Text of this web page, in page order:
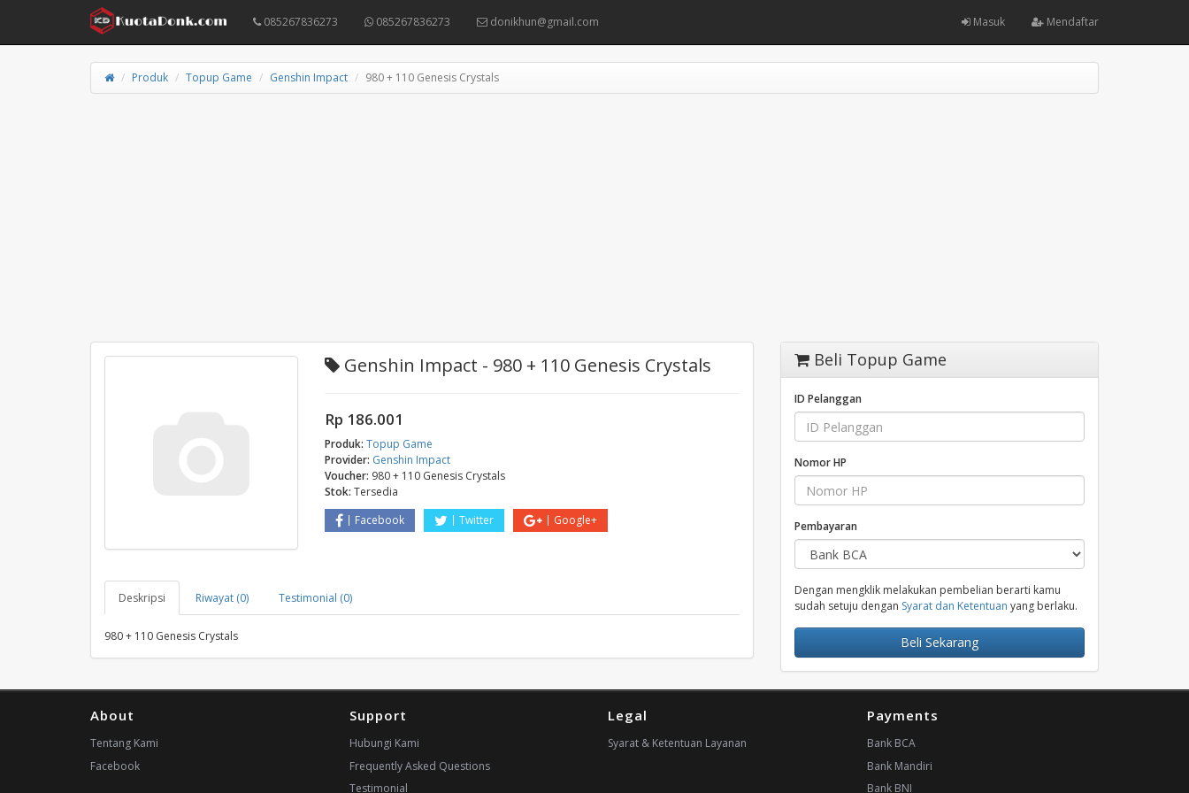
085267836273 085267836273 donikhun@gmail.com Masuk Mendaftar
Produk Topup Game Genshin Impact 980 + 110 Genesis Crystals
Genshin Impact - 980 + 110 Genesis Crystals
Rp 186.001
Produk: Topup Game
Provider: Genshin Impact
Voucher: 980 + 110 Genesis Crystals
Stok: Tersedia
Facebook
Twitter Google+
Deskripsi Riwayat (0) Testimonial (0)
980 + 110 Genesis Crystals
Beli Topup Game
ID Pelanggan
Nomor HP
Pembayaran
Dengan mengklik melakukan pembelian berarti kamu
sudah setuju dengan Syarat dan Ketentuan yang berlaku.
Beli Sekarang
About
Tentang Kami
Facebook
Support
Hubungi Kami
Frequently Asked Questions
Testimonial
Legal
Syarat & Ketentuan Layanan
Payments
Bank BCA
Bank Mandiri
Bank BNI